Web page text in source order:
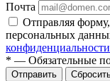
Почта
Отправляя
персональных
конфиденциальности
* — Обязательные